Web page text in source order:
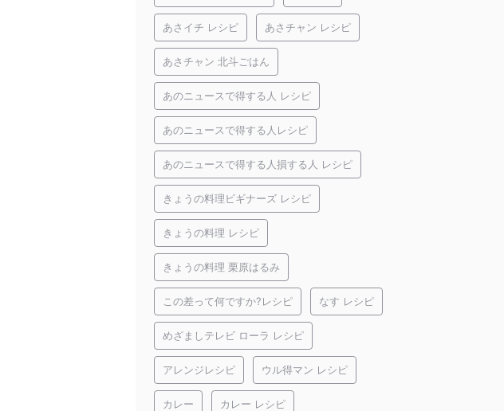
あさイチ レシピ あさチャン レシピ
あさチャン 北斗ごはん
あのニュースで得する人 レシピ
あのニュースで得する人レシピ
あのニュースで得する人損する人 レシピ
きょうの料理ビギナーズ レシピ
きょうの料理 レシピ
きょうの料理 栗原はるみ
この差って何ですか?レシピ なす レシピ
めざましテレビ ローラ レシピ
アレンジレシピ ウル得マン レシピ
カレー カレー レシピ